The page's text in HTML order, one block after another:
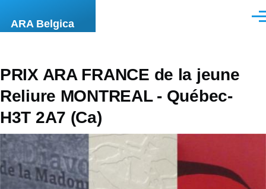
ARA Belgica
PRIX ARA FRANCE de la jeune
Reliure MONTREAL - Québec-
H3T 2A7 (Ca)